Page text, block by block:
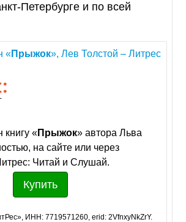
Петербурге и по всей
«Прыжок», Лев Толстой – Литрес
книгу «Прыжок» автора Льва
на сайте или через
Читай и Слушай.
Купить
ИНН: 7719571260, erid: 2VfnxyNkZrY.